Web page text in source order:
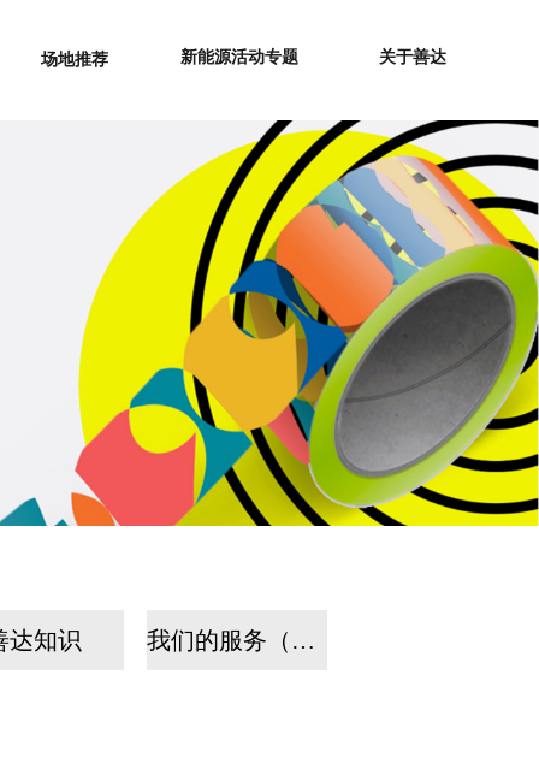
场地推荐 新能源活动专题 关于善达
达知识 我们的服务（手机）